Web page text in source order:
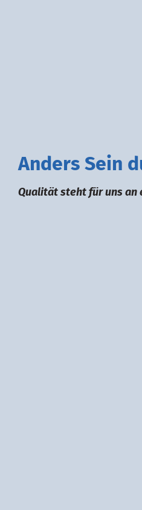
Anders Sein
Qualität steht für uns an